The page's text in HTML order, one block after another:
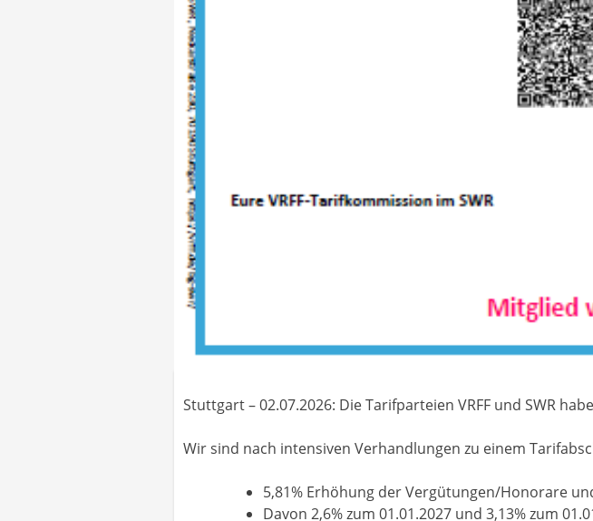
Stuttgart – 02.07.2026: Die Tarifparteien VRFF und SWR
Wir sind nach intensiven Verhandlungen zu einem
5,81% Erhöhung der Vergütungen/Honorare
Davon 2,6% zum 01.01.2027 und 3,13% zum